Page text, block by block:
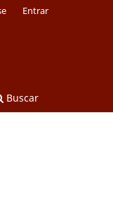
Buscar
Entrar